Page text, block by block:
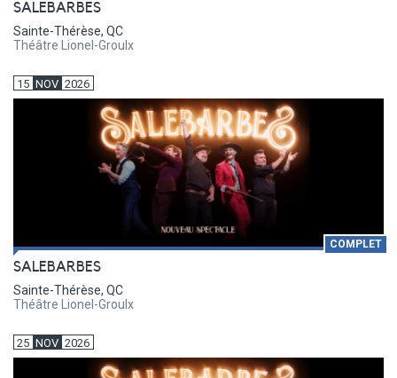
SALEBARBES
Sainte-Thérèse, QC
Théâtre Lionel-Groulx
15 NOV 2026
COMPLET
SALEBARBES
Sainte-Thérèse, QC
Théâtre Lionel-Groulx
25 NOV 2026